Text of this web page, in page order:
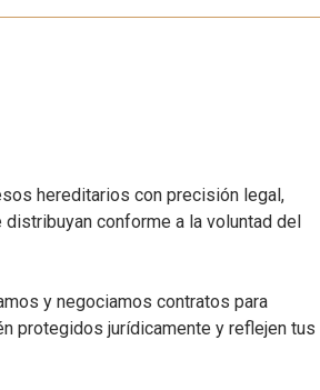
hereditarios con precisión legal,
conforme a la voluntad del
y negociamos contratos para
protegidos jurídicamente y reflejen tus